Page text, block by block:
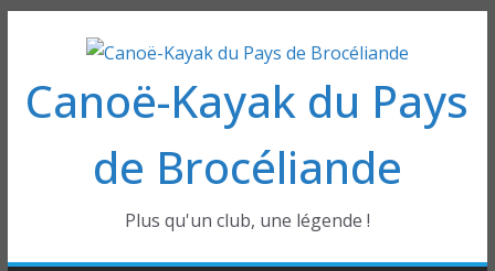
contenu
Canoë-Kayak du Pays
de Brocéliande
Plus qu'un club, une légende !